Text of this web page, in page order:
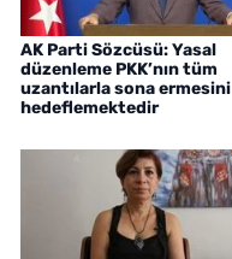
AK Parti Sözcüsü: Yasal
düzenleme PKK’nın tüm
uzantılarla sona ermesini
hedeflemektedir